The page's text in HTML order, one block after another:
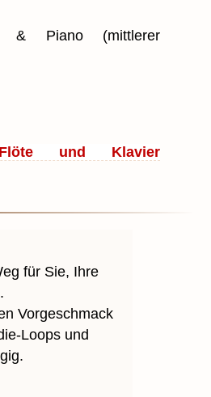
Piano (mittlerer
und Klavier
für Sie, Ihre
Vorgeschmack
Loops und